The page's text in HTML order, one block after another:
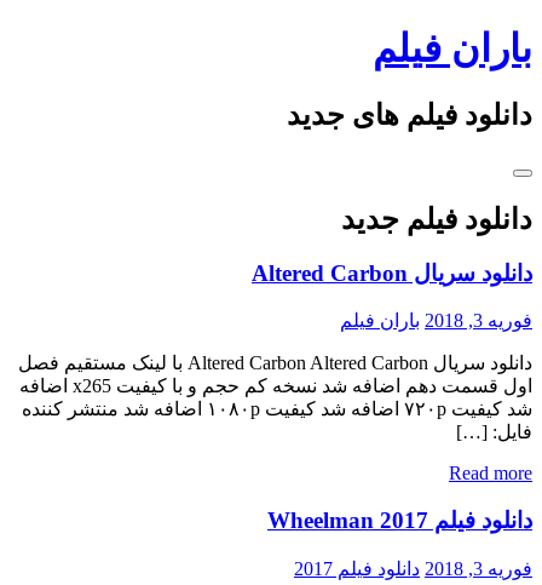
Skip
to
content
باران فیلم
دانلود فیلم های جدید
دانلود فیلم جدید
دانلود سریال Altered Carbon
فوریه 3, 2018 باران فیلم
دانلود سریال Altered Carbon Altered Carbon با لینک مستقیم فصل
اول قسمت دهم اضافه شد نسخه کم حجم و با کیفیت x265 اضافه
شد کیفیت ۷۲۰p اضافه شد کیفیت ۱۰۸۰p اضافه شد منتشر کننده
فایل: […]
Read more
دانلود فیلم Wheelman 2017
فوریه 3, 2018 دانلود فیلم 2017